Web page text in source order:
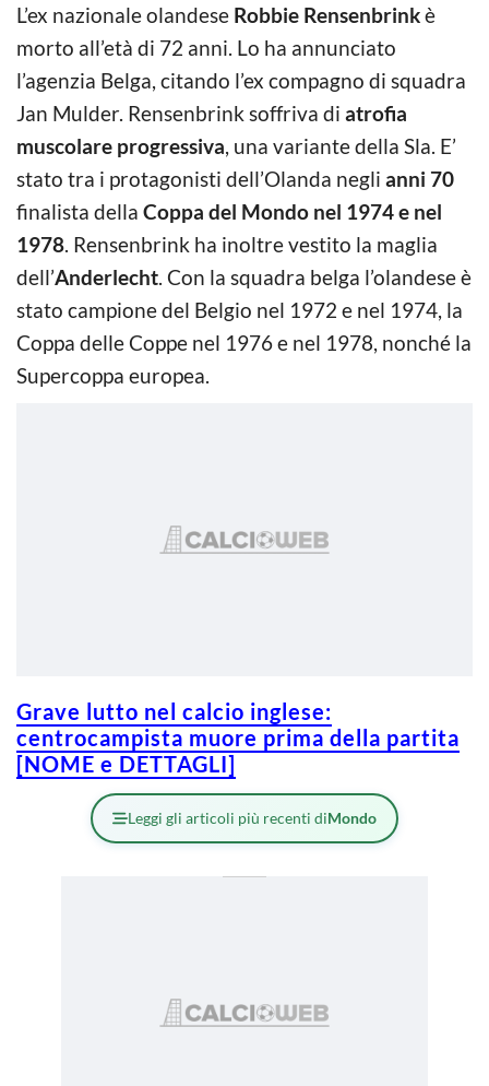
L’ex nazionale olandese Robbie Rensenbrinkè
morto all’età di 72 anni. Lo ha annunciato
l’agenzia Belga, citando l’ex compagno di squadra
Jan Mulder. Rensenbrink soffriva di atrofia
muscolare progressiva, una variante della Sla. E’
stato tra i protagonisti dell’Olanda negli anni 70
finalista della Coppa del Mondo nel 1974 e nel
1978. Rensenbrink ha inoltre vestito la maglia
dell’Anderlecht. Con la squadra belga l’olandese è
stato campione del Belgio nel 1972 e nel 1974, la
Coppa delle Coppe nel 1976 e nel 1978, nonché la
Supercoppa europea.
Grave lutto nel calcio inglese:
centrocampista muore prima della partita
[NOME e DETTAGLI]
Leggi gli articoli più recenti diMondo